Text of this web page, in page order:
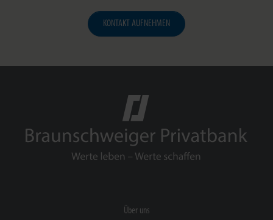
KONTAKT AUFNEHMEN
Über uns